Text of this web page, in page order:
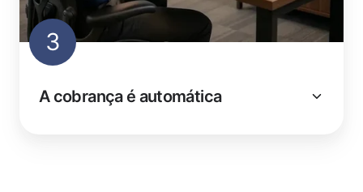
3
A cobrança é automática